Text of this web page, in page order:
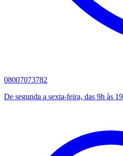
08007073782
De segunda a sexta-feira, das 9h às